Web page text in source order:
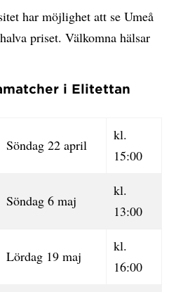
har möjlighet att se Umeå
priset. Välkomna hälsar
i Elitettan
Söndag 22 april
kl.
15:00
Söndag 6 maj
kl.
13:00
Lördag 19 maj
kl.
16:00